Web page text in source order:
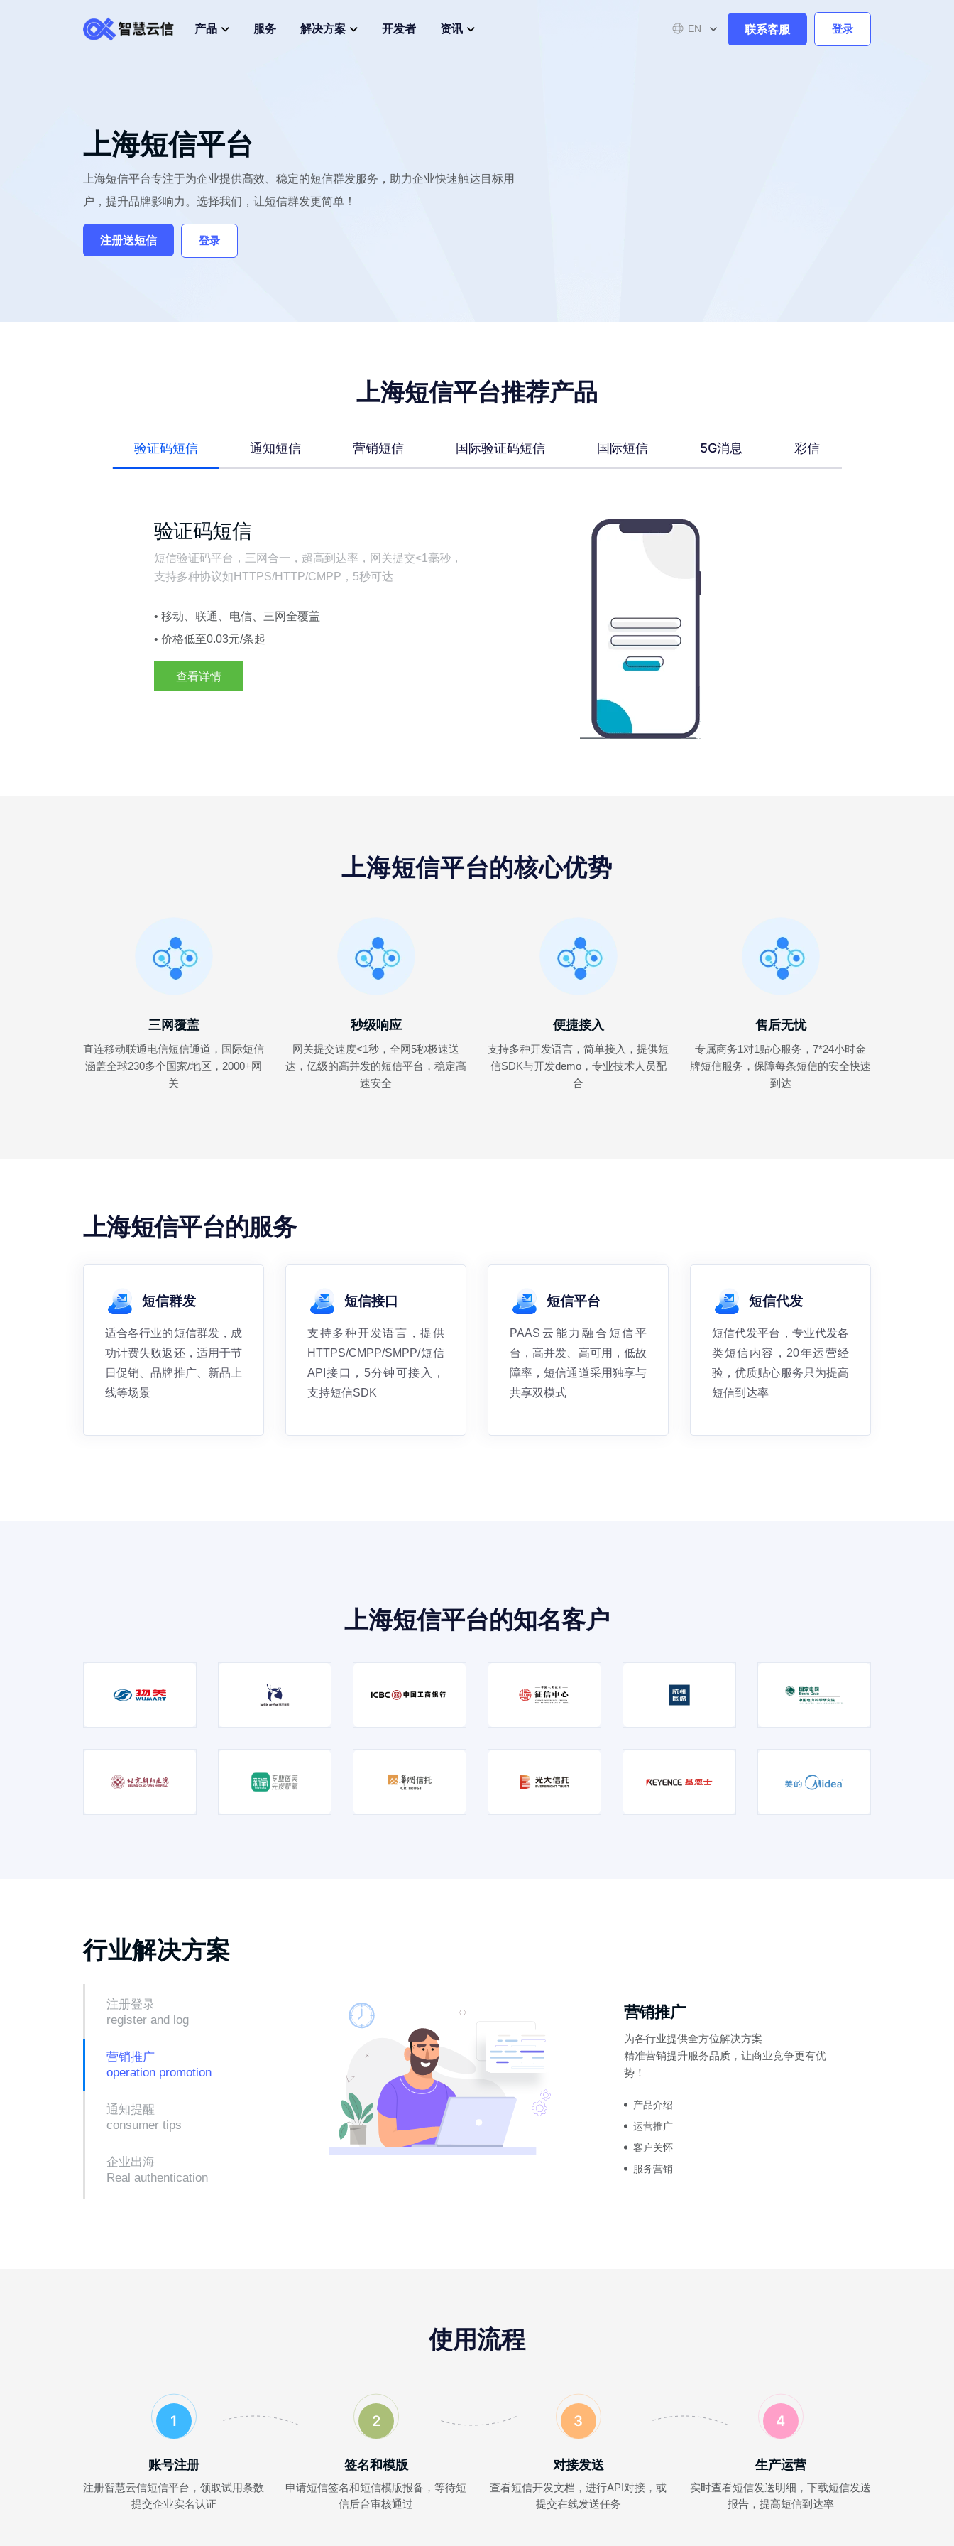
产品 服务 解决方案 开发者 资讯 EN 联系客服 登录
上海短信平台
上海短信平台专注于为企业提供高效、稳定的短信群发服务，助力企业快速触达目标用
户，提升品牌影响力。选择我们，让短信群发更简单！
注册送短信 登录
上海短信平台推荐产品
验证码短信 通知短信 营销短信 国际验证码短信 国际短信 5G消息 彩信
验证码短信
短信验证码平台，三网合一，超高到达率，网关提交<1毫秒，
支持多种协议如HTTPS/HTTP/CMPP，5秒可达
• 移动、联通、电信、三网全覆盖
• 价格低至0.03元/条起
查看详情
上海短信平台的核心优势
三网覆盖
直连移动联通电信短信通道，国际短信
涵盖全球230多个国家/地区，2000+网
关
秒级响应
网关提交速度<1秒，全网5秒极速送
达，亿级的高并发的短信平台，稳定高
速安全
便捷接入
支持多种开发语言，简单接入，提供短
信SDK与开发demo，专业技术人员配
合
售后无忧
专属商务1对1贴心服务，7*24小时金
牌短信服务，保障每条短信的安全快速
到达
上海短信平台的服务
短信群发
适合各行业的短信群发，成
功计费失败返还，适用于节
日促销、品牌推广、新品上
线等场景
短信接口
支持多种开发语言，提供
HTTPS/CMPP/SMPP/短信
API接口，5分钟可接入，
支持短信SDK
短信平台
PAAS云能力融合短信平
台，高并发、高可用，低故
障率，短信通道采用独享与
共享双模式
短信代发
短信代发平台，专业代发各
类短信内容，20年运营经
验，优质贴心服务只为提高
短信到达率
上海短信平台的知名客户
行业解决方案
注册登录
register and log
营销推广
operation promotion
通知提醒
consumer tips
企业出海
Real authentication
营销推广
为各行业提供全方位解决方案
精准营销提升服务品质，让商业竞争更有优
势！
产品介绍
运营推广
客户关怀
服务营销
使用流程
1
账号注册
注册智慧云信短信平台，领取试用条数
提交企业实名认证
2
签名和模版
申请短信签名和短信模版报备，等待短
信后台审核通过
3
对接发送
查看短信开发文档，进行API对接，或
提交在线发送任务
4
生产运营
实时查看短信发送明细，下载短信发送
报告，提高短信到达率